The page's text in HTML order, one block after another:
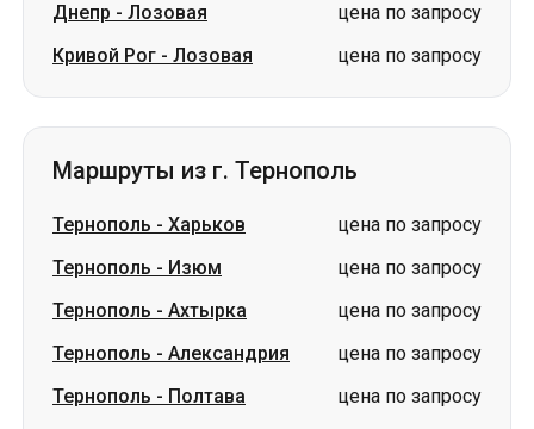
Днепр - Лозовая
цена по запросу
Кривой Рог - Лозовая цена по запросу
Маршруты из г. Тернополь
Тернополь - Харьков
цена по запросу
Тернополь - Изюм
цена по запросу
Тернополь - Ахтырка
цена по запросу
Тернополь - Александрия
цена по запросу
Тернополь - Полтава
цена по запросу